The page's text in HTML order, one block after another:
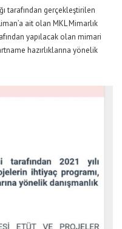
tarafından gerçekleştirilen
ait olan MKL Mimarlık
yapılacak olan mimari
hazırlıklarına yönelik